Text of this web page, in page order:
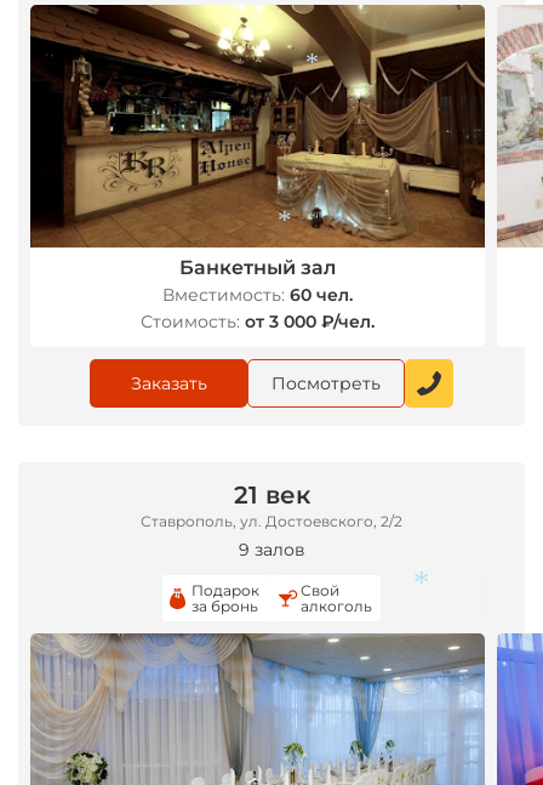
Банкетный зал
Вместимость: 60 чел.
Стоимость: от 3 000 ₽/чел.
Заказать Посмотреть
21 век
Ставрополь, ул. Достоевского, 2/2
9 залов
Подарок
за бронь
Свой
алкоголь
*
*
*